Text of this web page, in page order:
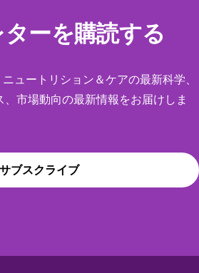
Sprenger N, Cercamondi
を添加したプ
ランダム化比較試験.
Early Life to
in immunologyvol. 12
ーを購読する
ュートリション＆ケアの最新科学、
市場動向の最新情報をお届けしま
サブスクライブ